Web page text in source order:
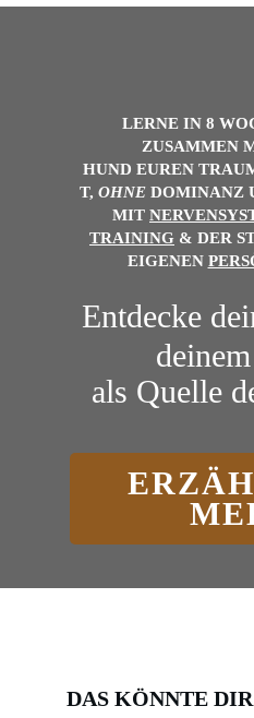
LERNE IN 8
ZUSAMMEN
HUND EUREN
T, OHNEDOMINANZ
MIT
TRAINING & DER
EIGENEN
Entdecke
als Quelle
DAS KÖNNTE